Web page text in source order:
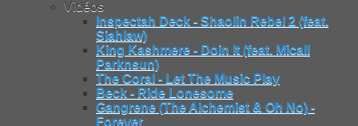
Vidéos
Inspectah Deck - Shaolin Rebel 2 (feat.
Siahlaw)
King Kashmere - Doin It (feat. Micall
Parknsun)
The Coral - Let The Music Play
Beck - Ride Lonesome
Gangrene (The Alchemist & Oh No) -
Forever